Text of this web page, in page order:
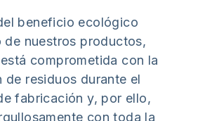
beneficio ecológico
de nuestros productos,
comprometida con la
de residuos durante el
fabricación y, por ello,
con toda la